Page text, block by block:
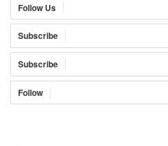
Follow Us
Subscribe
Subscribe
Follow